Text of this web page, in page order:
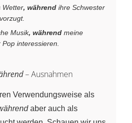
Wetter, während ihre Schwester
Musik, während meine
interessieren.
– Ausnahmen
Verwendungsweise als
aber auch als